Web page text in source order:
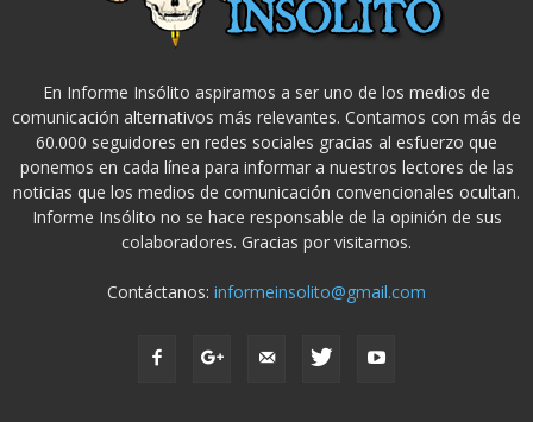
En Informe Insólito aspiramos a ser uno de los medios de
comunicación alternativos más relevantes. Contamos con más de
60.000 seguidores en redes sociales gracias al esfuerzo que
ponemos en cada línea para informar a nuestros lectores de las
noticias que los medios de comunicación convencionales ocultan.
Informe Insólito no se hace responsable de la opinión de sus
colaboradores. Gracias por visitarnos.
Contáctanos: informeinsolito@gmail.com